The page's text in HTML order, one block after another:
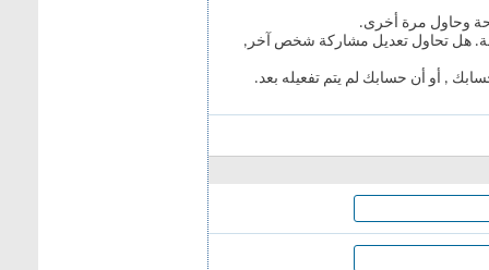
وحاول مرة أخرى.
هل تحاول تعديل مشاركة شخص آخر,
, أو أن حسابك لم يتم تفعيله بعد.